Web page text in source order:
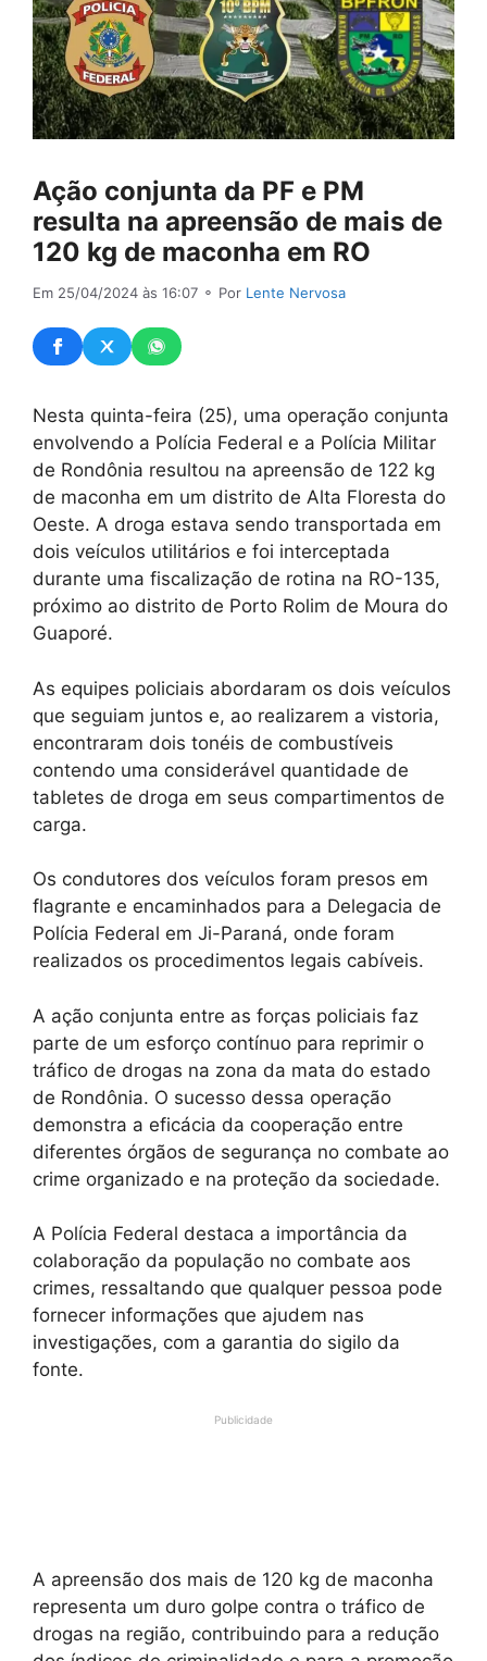
Ação conjunta da PF e PM
resulta na apreensão de mais de
120 kg de maconha em RO
Em 25/04/2024 às 16:07 ⚬ Por Lente Nervosa
Nesta quinta-feira (25), uma operação conjunta
envolvendo a Polícia Federal e a Polícia Militar
de Rondônia resultou na apreensão de 122 kg
de maconha em um distrito de Alta Floresta do
Oeste. A droga estava sendo transportada em
dois veículos utilitários e foi interceptada
durante uma fiscalização de rotina na RO-135,
próximo ao distrito de Porto Rolim de Moura do
Guaporé.
As equipes policiais abordaram os dois veículos
que seguiam juntos e, ao realizarem a vistoria,
encontraram dois tonéis de combustíveis
contendo uma considerável quantidade de
tabletes de droga em seus compartimentos de
carga.
Os condutores dos veículos foram presos em
flagrante e encaminhados para a Delegacia de
Polícia Federal em Ji-Paraná, onde foram
realizados os procedimentos legais cabíveis.
A ação conjunta entre as forças policiais faz
parte de um esforço contínuo para reprimir o
tráfico de drogas na zona da mata do estado
de Rondônia. O sucesso dessa operação
demonstra a eficácia da cooperação entre
diferentes órgãos de segurança no combate ao
crime organizado e na proteção da sociedade.
A Polícia Federal destaca a importância da
colaboração da população no combate aos
crimes, ressaltando que qualquer pessoa pode
fornecer informações que ajudem nas
investigações, com a garantia do sigilo da
fonte.
Publicidade
A apreensão dos mais de 120 kg de maconha
representa um duro golpe contra o tráfico de
drogas na região, contribuindo para a redução